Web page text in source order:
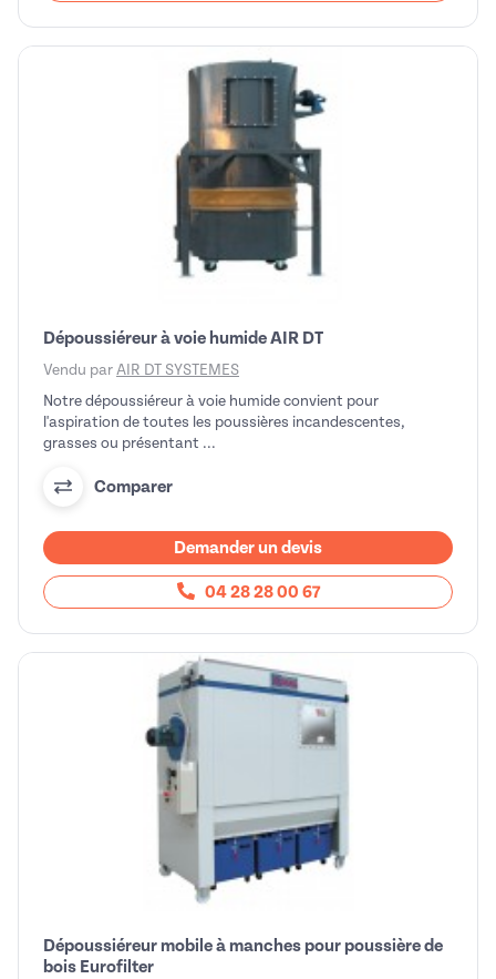
Dépoussiéreur à voie humide AIR DT
Vendu par AIR DT SYSTEMES
Notre dépoussiéreur à voie humide convient pour
l'aspiration de toutes les poussières incandescentes,
grasses ou présentant ...
Comparer
Demander un devis
04 28 28 00 67
Dépoussiéreur mobile à manches pour poussière de
bois Eurofilter